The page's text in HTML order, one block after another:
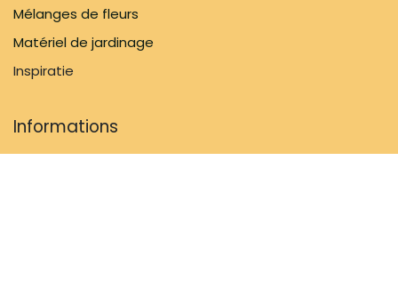
Mélanges de fleurs
Matériel de jardinage
Inspiratie
Informations
FAQ